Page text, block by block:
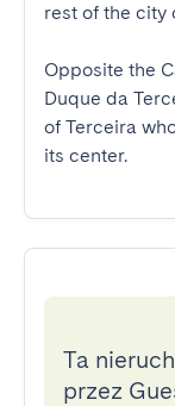
rest of the city
Opposite the
Duque da
of Terceira
its center.
Ta
przez